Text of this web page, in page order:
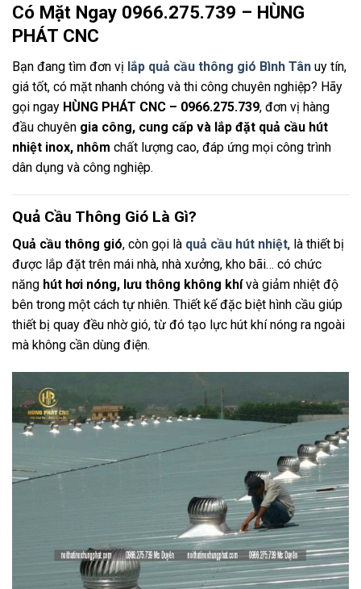
Có Mặt Ngay 0966.275.739 – HÙNG
PHÁT CNC
Bạn đang tìm đơn vị lắp quả cầu thông gió Bình Tân uy tín,
giá tốt, có mặt nhanh chóng và thi công chuyên nghiệp? Hãy
gọi ngay HÙNG PHÁT CNC – 0966.275.739, đơn vị hàng
đầu chuyên gia công, cung cấp và lắp đặt quả cầu hút
nhiệt inox, nhôm chất lượng cao, đáp ứng mọi công trình
dân dụng và công nghiệp.
Quả Cầu Thông Gió Là Gì?
Quả cầu thông gió, còn gọi là quả cầu hút nhiệt, là thiết bị
được lắp đặt trên mái nhà, nhà xưởng, kho bãi… có chức
năng hút hơi nóng, lưu thông không khívà giảm nhiệt độ
bên trong một cách tự nhiên. Thiết kế đặc biệt hình cầu giúp
thiết bị quay đều nhờ gió, từ đó tạo lực hút khí nóng ra ngoài
mà không cần dùng điện.